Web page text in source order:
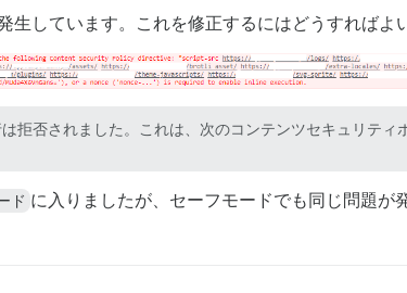
生しています。これを修正するにはどうすればよ
行は拒否されました。これは、次のコンテン
ド に入りましたが、セーフモードでも同じ問題が